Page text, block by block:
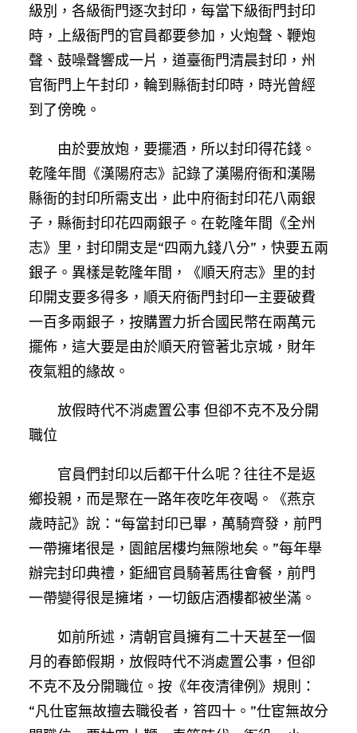
級別，各級衙門逐次封印，每當下級衙門封印
時，上級衙門的官員都要參加，火炮聲、鞭炮
聲、鼓噪聲響成一片，道臺衙門清晨封印，州
官衙門上午封印，輪到縣衙封印時，時光曾經
到了傍晚。
由於要放炮，要擺酒，所以封印得花錢。
乾隆年間《漢陽府志》記錄了漢陽府衙和漢陽
縣衙的封印所需支出，此中府衙封印花八兩銀
子，縣衙封印花四兩銀子。在乾隆年間《全州
志》里，封印開支是“四兩九錢八分”，快要五兩
銀子。異樣是乾隆年間，《順天府志》里的封
印開支要多得多，順天府衙門封印一主要破費
一百多兩銀子，按購置力折合國民幣在兩萬元
擺佈，這大要是由於順天府管著北京城，財年
夜氣粗的緣故。
放假時代不消處置公事 但卻不克不及分開
職位
官員們封印以后都干什么呢？往往不是返
鄉投親，而是聚在一路年夜吃年夜喝。《燕京
歲時記》說：“每當封印已畢，萬騎齊發，前門
一帶擁堵很是，園館居樓均無隙地矣。”每年舉
辦完封印典禮，鉅細官員騎著馬往會餐，前門
一帶變得很是擁堵，一切飯店酒樓都被坐滿。
如前所述，清朝官員擁有二十天甚至一個
月的春節假期，放假時代不消處置公事，但卻
不克不及分開職位。按《年夜清律例》規則：
“凡仕宦無故擅去職役者，笞四十。”仕宦無故分